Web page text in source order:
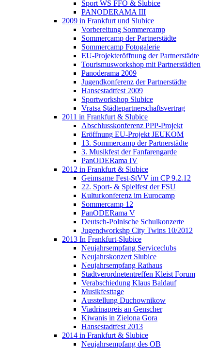
Sport WS FFO & Slubice
PANODERAMA III
2009 in Frankfurt und Slubice
Vorbereitung Sommercamp
Sommercamp der Partnerstädte
Sommercamp Fotogalerie
EU-Projekteröffnung der Partnerstädte
Tourismusworkshop mit Partnerstädten
Panoderama 2009
Jugendkonferenz der Partnerstädte
Hansestadtfest 2009
Sportworkshop Slubice
Vratsa Städtepartnerschaftsvertrag
2011 in Frankfurt & Slubice
Abschlusskonferenz PPP-Projekt
Eröffnung EU-Projekt JEUKOM
13. Sommercamp der Partnerstädte
3. Musikfest der Fanfarengarde
PanODERama IV
2012 in Frankfurt & Slubice
Geimsame Fest-StVV im CP 9.2.12
22. Sport- & Spielfest der FSU
Kulturkonferenz im Eurocamp
Sommercamp 12
PanODERama V
Deutsch-Polnische Schulkonzerte
Jugendworkshp City Twins 10/2012
2013 In Frankfurt-Slubice
Neujahrsempfang Serviceclubs
Neujahrskonzert Slubice
Neujahrsempfang Rathaus
Stadtverordnetentreffen Kleist Forum
Verabschiedung Klaus Baldauf
Musikfesttage
Ausstellung Duchownikow
Viadrinapreis an Genscher
Kiwanis in Zielona Gora
Hansestadtfest 2013
2014 in Frankfurt & Slubice
Neujahrsempfang des OB